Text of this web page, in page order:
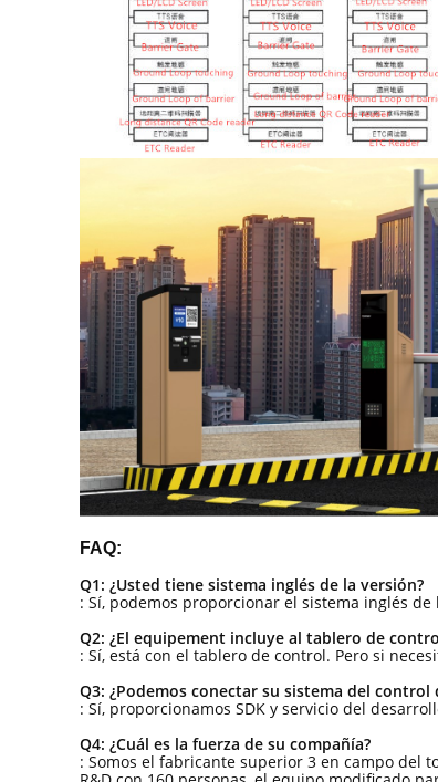
FAQ:
Q1: ¿Usted tiene sistema inglés de la versión?
: Sí, podemos proporcionar el sistema inglés
Q2: ¿El equipement incluye al tablero de
: Sí, está con el tablero de control. Pero si
Q3: ¿Podemos conectar su sistema del control
: Sí, proporcionamos SDK y servicio del
Q4: ¿Cuál es la fuerza de su compañía?
: Somos el fabricante superior 3 en campo del